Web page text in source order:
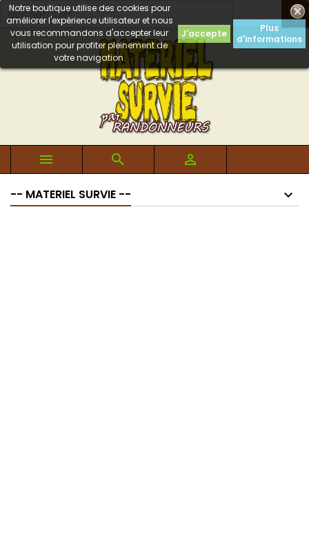

Notre boutique utilise des cookies pour
améliorer l'expérience utilisateur et nous
vous recommandons d'accepter leur
utilisation pour profiter pleinement de
votre navigation.
J'accepte
Plus
d'informations
  
-- MATERIEL SURVIE --